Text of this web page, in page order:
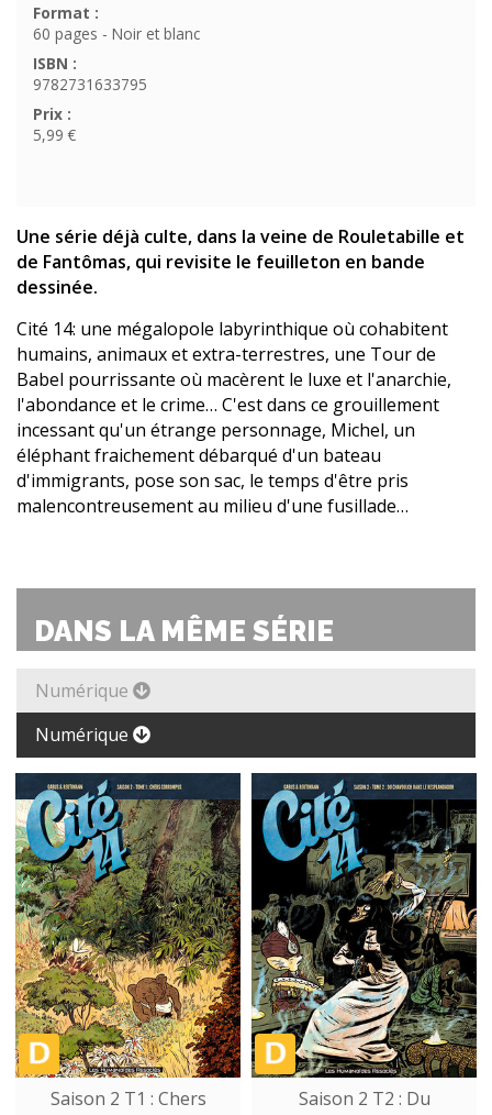
Format :
60 pages - Noir et blanc
ISBN :
9782731633795
Prix :
5,99 €
Une série déjà culte, dans la veine de Rouletabille et
de Fantômas, qui revisite le feuilleton en bande
dessinée.
Cité 14: une mégalopole labyrinthique où cohabitent
humains, animaux et extra-terrestres, une Tour de
Babel pourrissante où macèrent le luxe et l'anarchie,
l'abondance et le crime… C'est dans ce grouillement
incessant qu'un étrange personnage, Michel, un
éléphant fraichement débarqué d'un bateau
d'immigrants, pose son sac, le temps d'être pris
malencontreusement au milieu d'une fusillade…
DANS LA MÊME SÉRIE
Numérique
Numérique
Saison 2 T1 : Chers
Saison 2 T2 : Du